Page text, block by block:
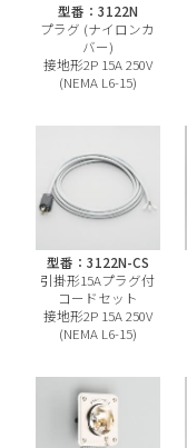
型番：3122N
プラグ (ナイロンカ
バー)
接地形2P 15A 250V
(NEMA L6-15)
型番：3122N-CS
引掛形15Aプラグ付
コードセット
接地形2P 15A 250V
(NEMA L6-15)